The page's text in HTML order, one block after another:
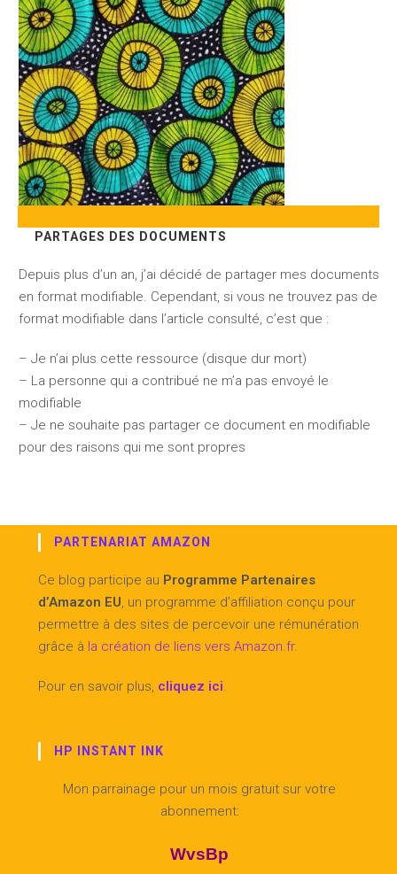
PARTAGES DES DOCUMENTS
Depuis plus d’un an, j’ai décidé de partager mes documents
en format modifiable. Cependant, si vous ne trouvez pas de
format modifiable dans l’article consulté, c’est que :
– Je n’ai plus cette ressource (disque dur mort)
– La personne qui a contribué ne m’a pas envoyé le
modifiable
– Je ne souhaite pas partager ce document en modifiable
pour des raisons qui me sont propres
PARTENARIAT AMAZON
Ce blog participe au Programme Partenaires
d’Amazon EU, un programme d’affiliation conçu pour
permettre à des sites de percevoir une rémunération
grâce à la création de liens vers Amazon.fr.
Pour en savoir plus, cliquez ici.
HP INSTANT INK
Mon parrainage pour un mois gratuit sur votre
abonnement:
WvsBp